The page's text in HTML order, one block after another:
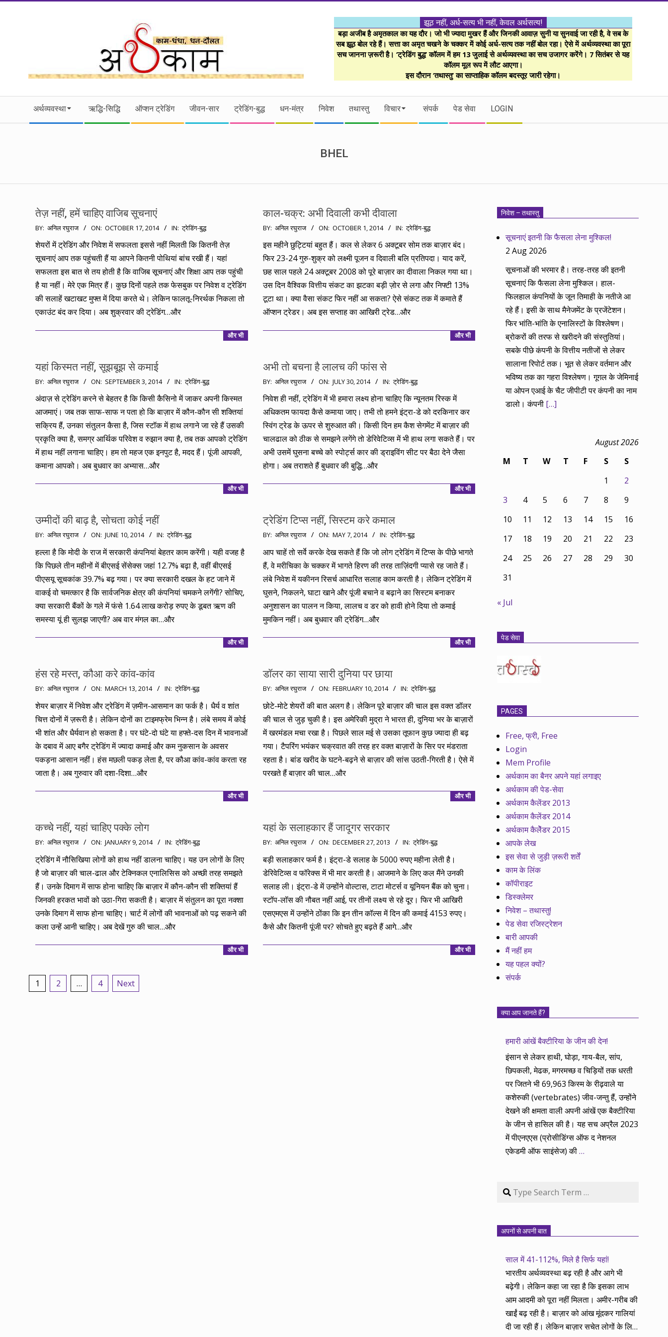
।।
अर्थकाम।।
FINANCIALLY
CLEVER!
झूठ नहीं, अर्ध-सत्य भी नहीं, केवल अर्थसत्य!
बड़ा अजीब है अमृतकाल का यह दौर। जो भी ज्यादा मुखर हैं और जिनकी आवाज़ सुनी या सुनवाई जा रही है, वे सब के
सब झूठ बोल रहे हैं। सत्ता का अमृत चखने के चक्कर में कोई अर्ध-सत्य तक नहीं बोल रहा। ऐसे में अर्थव्यवस्था का पूरा
सच जानना ज़रूरी है। ‘ट्रेडिंग बुद्ध’ कॉलम में हम 13 जुलाई से अर्थव्यवस्था का सच उजागर करेंगे। 7 सितंबर से यह
कॉलम मूल रूप में लौट आएगा।
इस दौरान ‘तथास्तु’ का साप्ताहिक कॉलम बदस्तूर जारी रहेगा।
Secondary
अर्थव्यवस्था ऋद्धि-सिद्धि ऑप्शन ट्रेडिंग जीवन-सार ट्रेडिंग-बुद्ध धन-मंत्र निवेश तथास्तु विचार संपर्क पेड सेवा LOGIN
BHEL
तेज़ नहीं, हमें चाहिए वाजिब सूचनाएं
2014-
10-
BY: अनिल रघुराज ON: OCTOBER 17, 2014 IN: ट्रेडिंग-बुद्ध
शेयरों में ट्रेडिंग और निवेश में सफलता इससे नहीं मिलती कि कितनी तेज़
सूचनाएं आप तक पहुंचती हैं या आपने कितनी पोथियां बांच रखी हैं। यहां
सफलता इस बात से तय होती है कि वाजिब सूचनाएं और शिक्षा आप तक पहुंची
है या नहीं। मेरे एक मित्र हैं। कुछ दिनों पहले तक फेसबुक पर निवेश व ट्रेडिंग
की सलाहें खटाखट मुफ्त में दिया करते थे। लेकिन फालतू-निरर्थक निकला तो
एकाउंट बंद कर दिया। अब शुक्रवार की ट्रेडिंग…और
और भी
काल-चक्र: अभी दिवाली कभी दीवाला
2014-
01
BY: अनिल रघुराज ON: OCTOBER 1, 2014 IN: ट्रेडिंग-बुद्ध
इस महीने छुट्टियां बहुत हैं। कल से लेकर 6 अक्टूबर सोम तक बाज़ार बंद।
फिर 23-24 गुरु-शुक्र को लक्ष्मी पूजन व दिवाली बलि प्रतिपदा। याद करें,
छह साल पहले 24 अक्टूबर 2008 को पूरे बाज़ार का दीवाला निकल गया था।
उस दिन वैश्विक वित्तीय संकट का झटका बड़ी ज़ोर से लगा और निफ्टी 13%
टूटा था। क्या वैसा संकट फिर नहीं आ सकता? ऐसे संकट तक में कमाते हैं
ऑप्शन ट्रेडर। अब इस सप्ताह का आखिरी ट्रेड…और
और भी
यहां किस्मत नहीं, सूझबूझ से कमाई
2014-
09-
BY: अनिल रघुराज ON: SEPTEMBER 3, 2014 IN: ट्रेडिंग-बुद्ध
अंदाज़ से ट्रेडिंग करने से बेहतर है कि किसी कैसिनो में जाकर अपनी किस्मत
आजमाएं। जब तक साफ-साफ न पता हो कि बाज़ार में कौन-कौन सी शक्तियां
सक्रिय हैं, उनका संतुलन कैसा है, जिस स्टॉक में हाथ लगाने जा रहे हैं उसकी
प्रकृति क्या है, समग्र आर्थिक परिवेश व रुझान क्या है, तब तक आपको ट्रेडिंग
में हाथ नहीं लगाना चाहिए। हम तो महज एक इनपुट है, मदद हैं। पूंजी आपकी,
कमाना आपको। अब बुधवार का अभ्यास…और
और भी
अभी तो बचना है लालच की फांस से
2014-
07-
30
BY: अनिल रघुराज ON: JULY 30, 2014 IN: ट्रेडिंग-बुद्ध
निवेश ही नहीं, ट्रेडिंग में भी हमारा लक्ष्य होना चाहिए कि न्यूनतम रिस्क में
अधिकतम फायदा कैसे कमाया जाए। तभी तो हमने इंट्रा-डे को दरकिनार कर
स्विंग ट्रेड के ऊपर से शुरुआत की। किसी दिन हम कैश सेगमेंट में बाज़ार की
चालढाल को ठीक से समझने लगेंगे तो डेरिवेटिव्स में भी हाथ लगा सकते हैं। पर
अभी उसमें घुसना बच्चे को स्पोर्ट्स कार की ड्राइविंग सीट पर बैठा देने जैसा
होगा। अब तराशते हैं बुधवार की बुद्धि…और
और भी
उम्मीदों की बाढ़ है, सोचता कोई नहीं
2014-
10
BY: अनिल रघुराज ON: JUNE 10, 2014 IN: ट्रेडिंग-बुद्ध
हल्ला है कि मोदी के राज में सरकारी कंपनियां बेहतर काम करेंगी। यही वजह है
कि पिछले तीन महीनों में बीएसई सेंसेक्स जहां 12.7% बढ़ा है, वहीं बीएसई
पीएसयू सूचकांक 39.7% बढ़ गया। पर क्या सरकारी दखल के हट जाने में
वाकई वो चमत्कार है कि सार्वजनिक क्षेत्र की कंपनियां चमकने लगेंगी? सोचिए,
क्या सरकारी बैंकों के गले में फंसे 1.64 लाख करोड़ रुपए के डूबत ऋण की
समस्या यूं ही सुलझ जाएगी? अब वार मंगल का…और
और भी
ट्रेडिंग टिप्स नहीं, सिस्टम करे कमाल
2014-
07
BY: अनिल रघुराज ON: MAY 7, 2014 IN: ट्रेडिंग-बुद्ध
आप चाहें तो सर्वे करके देख सकते हैं कि जो लोग ट्रेडिंग में टिप्स के पीछे भागते
हैं, वे मरीचिका के चक्कर में भागते हिरण की तरह ताज़िंदगी प्यासे रह जाते हैं।
लंबे निवेश में यकीनन रिसर्च आधारित सलाह काम करती है। लेकिन ट्रेडिंग में
घुसने, निकलने, घाटा खाने और पूंजी बचाने व बढ़ाने का सिस्टम बनाकर
अनुशासन का पालन न किया, लालच व डर को हावी होने दिया तो कमाई
मुमकिन नहीं। अब बुधवार की ट्रेडिंग…और
और भी
हंस रहे मस्त, कौआ करे कांव-कांव
2014-
03-
13
BY: अनिल रघुराज ON: MARCH 13, 2014 IN: ट्रेडिंग-बुद्ध
शेयर बाज़ार में निवेश और ट्रेडिंग में ज़मीन-आसमान का फर्क है। धैर्य व शांत
चित्त दोनों में ज़रूरी है। लेकिन दोनों का टाइमफ्रेम भिन्न है। लंबे समय में कोई
भी शांत और धैर्यवान हो सकता है। पर घंटे-दो घंटे या हफ्ते-दस दिन में भावनाओं
के दबाव में आए बगैर ट्रेडिंग में ज्यादा कमाई और कम नुकसान के अवसर
पकड़ना आसान नहीं। हंस मछली पकड़ लेता है, पर कौआ कांव-कांव करता रह
जाता है। अब गुरुवार की दशा-दिशा…और
और भी
डॉलर का साया सारी दुनिया पर छाया
2014-
02-
10
BY: अनिल रघुराज ON: FEBRUARY 10, 2014 IN: ट्रेडिंग-बुद्ध
छोटे-मोटे शेयरों की बात अलग है। लेकिन पूरे बाज़ार की चाल इस वक्त डॉलर
की चाल से जुड़ चुकी है। इस अमेरिकी मुद्रा ने भारत ही, दुनिया भर के बाज़ारों
में खरमंडल मचा रखा है। पिछले साल मई से उसका तूफान कुछ ज्यादा ही बढ़
गया। टैपरिंग भयंकर चक्रवात की तरह हर वक्त बाज़ारों के सिर पर मंडराता
रहता है। बांड खरीद के घटने-बढ़ने से बाज़ार की सांस उठती-गिरती है। ऐसे में
परखते हैं बाज़ार की चाल…और
और भी
कच्चे नहीं, यहां चाहिए पक्के लोग
2014-
01-
09
BY: अनिल रघुराज ON: JANUARY 9, 2014 IN: ट्रेडिंग-बुद्ध
ट्रेडिंग में नौसिखिया लोगों को हाथ नहीं डालना चाहिए। यह उन लोगों के लिए
है जो बाज़ार की चाल-ढाल और टेक्निकल एनालिसिस को अच्छी तरह समझते
हैं। उनके दिमाग में साफ होना चाहिए कि बाज़ार में कौन-कौन सी शक्तियां हैं
जिनकी हरकत भावों को उठा-गिरा सकती है। बाज़ार में संतुलन का पूरा नक्शा
उनके दिमाग में साफ होना चाहिए। चार्ट में लोगों की भावनाओं को पढ़ सकने की
कला उन्हें आनी चाहिए। अब देखें गुरु की चाल…और
और भी
यहां के सलाहकार हैं जादूगर सरकार
2013-
12-
27
BY: अनिल रघुराज ON: DECEMBER 27, 2013 IN: ट्रेडिंग-बुद्ध
बड़ी सलाहकार फर्म है। इंट्रा-डे सलाह के 5000 रुपए महीना लेती है।
डेरिवेटिव्स व फॉरेक्स में भी मार करती है। आजमाने के लिए कल मैंने उनकी
सलाह ली। इंट्रा-डे में उन्होंने वोल्टास, टाटा मोटर्स व यूनियन बैंक को चुना।
स्टॉप-लॉस की नौबत नहीं आई, पर तीनों लक्ष्य से रहे दूर। फिर भी आखिरी
एसएमएस में उन्होंने ठोंका कि इन तीन कॉल्स में दिन की कमाई 4153 रुपए।
कैसे और कितनी पूंजी पर? सोचते हुए बढ़ते हैं आगे…और
और भी
Posts
1 2 … 4 Next
निवेश – तथास्तु
सूचनाएं इतनी कि फैसला लेना मुश्किल!
2 Aug 2026
सूचनाओं की भरमार है। तरह-तरह की इतनी
सूचनाएं कि फैसला लेना मुश्किल। हाल-
फिलहाल कंपनियों के जून तिमाही के नतीजे आ
रहे हैं। इसी के साथ मैनेजमेंट के प्रजेंटेशन।
फिर भांति-भांति के एनालिस्टों के विश्लेषण।
ब्रोकरों की तरफ से खरीदने की संस्तुतियां।
सबके पीछे कंपनी के वित्तीय नतीजों से लेकर
सालाना रिपोर्ट तक। भूत से लेकर वर्तमान और
भविष्य तक का गहरा विश्लेषण। गूगल के जेमिनाई
या ओपन एआई के चैट जीपीटी पर कंपनी का नाम
डालो। कंपनी […]
August 2026
M
T W T F S
S
1
2
3
4 5 6 7 8
9
10
11 12 13 14 15
16
17
18 19 20 21 22
23
24
25 26 27 28 29
30
31
« Jul
पेड सेवा
PAGES
Free, फ्री, Free
Login
Mem Profile
अर्थकाम का बैनर अपने यहां लगाइए
अर्थकाम की पेड-सेवा
अर्थकाम कैलेंडर 2013
अर्थकाम कैलेंडर 2014
अर्थकाम कैलेेंडर 2015
आपके लेख
इस सेवा से जुड़ी ज़रूरी शर्तें
काम के लिंक
कॉपीराइट
डिस्क्लेमर
निवेश – तथास्तु!
पेड सेवा रजिस्ट्रेशन
बारी आपकी
मैं नहीं हम
यह पहल क्यों?
संपर्क
क्या आप जानते हैं?
हमारी आंखें बैक्टीरिया के जीन की देन!
इंसान से लेकर हाथी, घोड़ा, गाय-बैल, सांप,
छिपकली, मेढक, मगरमच्छ व चिड़ियों तक धरती
पर जितने भी 69,963 किस्म के रीढ़वाले या
कशेरुकी (vertebrates) जीव-जन्तु हैं, उन्होंने
देखने की क्षमता वाली अपनी आंखें एक बैक्टीरिया
के जीन से हासिल की है। यह सच अप्रैल 2023
में पीएनएएस (प्रोसीडिंग्स ऑफ द नेशनल
एकेडमी ऑफ साइंसेज) की…
Search
अपनों से अपनी बात
साल में 41-112%, मिले है सिर्फ यहां!
भारतीय अर्थव्यवस्था बढ़ रही है और आगे भी
बढ़ेगी। लेकिन कहा जा रहा है कि इसका लाभ
आम आदमी को पूरा नहीं मिलता। अमीर-गरीब की
खाईं बढ़ रही है। बाज़ार को आंख मूंदकर गालियां
दी जा रही हैं। लेकिन बाज़ार सचेत लोगों के लिए